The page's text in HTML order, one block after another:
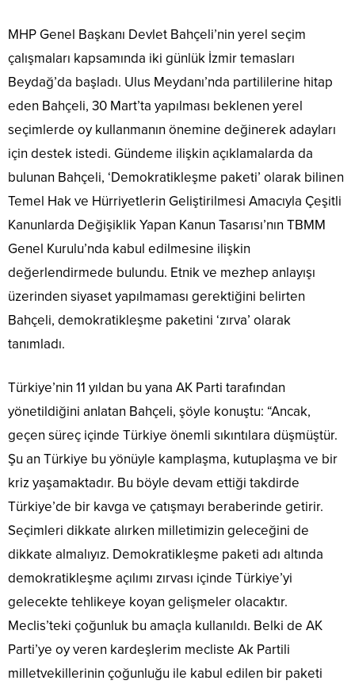
MHP Genel Başkanı Devlet Bahçeli’nin yerel seçim
çalışmaları kapsamında iki günlük İzmir temasları
Beydağ’da başladı. Ulus Meydanı’nda partililerine hitap
eden Bahçeli, 30 Mart’ta yapılması beklenen yerel
seçimlerde oy kullanmanın önemine değinerek adayları
için destek istedi. Gündeme ilişkin açıklamalarda da
bulunan Bahçeli, ‘Demokratikleşme paketi’ olarak bilinen
Temel Hak ve Hürriyetlerin Geliştirilmesi Amacıyla Çeşitli
Kanunlarda Değişiklik Yapan Kanun Tasarısı’nın TBMM
Genel Kurulu’nda kabul edilmesine ilişkin
değerlendirmede bulundu. Etnik ve mezhep anlayışı
üzerinden siyaset yapılmaması gerektiğini belirten
Bahçeli, demokratikleşme paketini ‘zırva’ olarak
tanımladı.
Türkiye’nin 11 yıldan bu yana AK Parti tarafından
yönetildiğini anlatan Bahçeli, şöyle konuştu: “Ancak,
geçen süreç içinde Türkiye önemli sıkıntılara düşmüştür.
Şu an Türkiye bu yönüyle kamplaşma, kutuplaşma ve bir
kriz yaşamaktadır. Bu böyle devam ettiği takdirde
Türkiye’de bir kavga ve çatışmayı beraberinde getirir.
Seçimleri dikkate alırken milletimizin geleceğini de
dikkate almalıyız. Demokratikleşme paketi adı altında
demokratikleşme açılımı zırvası içinde Türkiye’yi
gelecekte tehlikeye koyan gelişmeler olacaktır.
Meclis’teki çoğunluk bu amaçla kullanıldı. Belki de AK
Parti’ye oy veren kardeşlerim mecliste Ak Partili
milletvekillerinin çoğunluğu ile kabul edilen bir paketi